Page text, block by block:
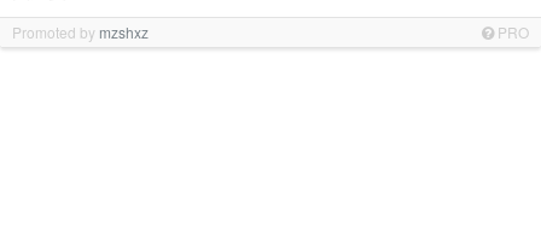
Promoted by mzshxz PRO